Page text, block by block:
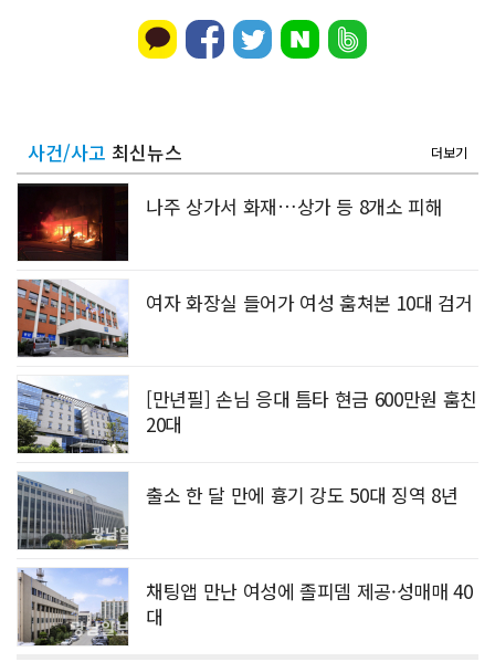
사건/사고 최신뉴스 더보기
나주 상가서 화재…상가 등 8개소 피해
여자 화장실 들어가 여성 훔쳐본 10대 검거
[만년필] 손님 응대 틈타 현금 600만원 훔친
20대
출소 한 달 만에 흉기 강도 50대 징역 8년
채팅앱 만난 여성에 졸피뎀 제공·성매매 40
대